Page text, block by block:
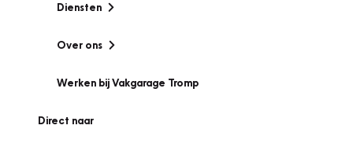
Diensten
Over ons
Werken bij Vakgarage Tromp
Direct naar